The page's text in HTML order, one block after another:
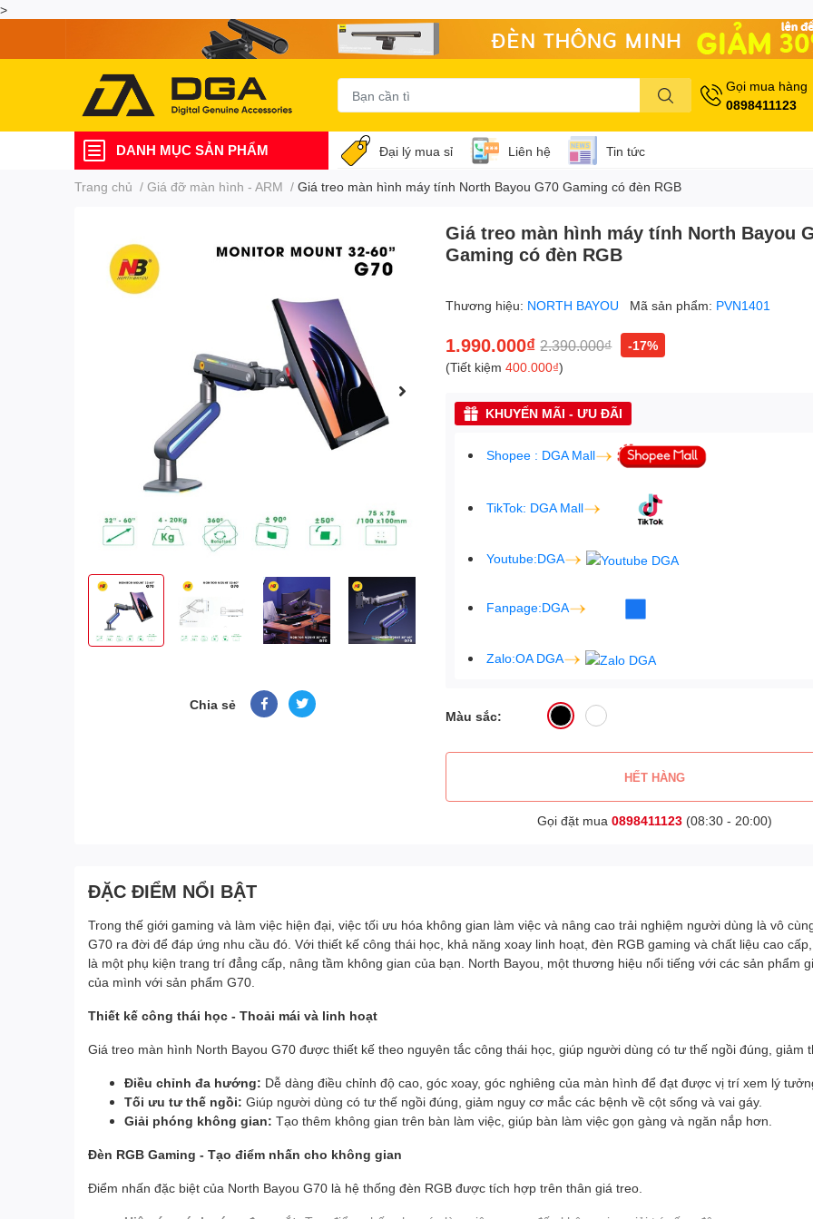
>
Gọi mua hàng
0898411123
DANH MỤC SẢN PHẨM Đại lý mua sỉ Liên hệ Tin tức
Trang chủ / Giá đỡ màn hình - ARM / Giá treo màn hình máy tính North Bayou G70 Gaming có đèn RGB
Chia sẻ
Giá treo màn hình máy tính North Bayou
Gaming có đèn RGB
Thương hiệu: NORTH BAYOU Mã sản phẩm: PVN1401
1.990.000₫ 2.390.000₫
-17%
(Tiết kiệm400.000₫)
KHUYẾN MÃI - ƯU ĐÃI
Shopee : DGA Mall
TikTok: DGA Mall
Youtube:DGA
Fanpage:DGA
Zalo:OA DGA
Màu sắc:
HẾT HÀNG
Gọi đặt mua 0898411123(08:30 - 20:00)
ĐẶC ĐIỂM NỔI BẬT
Trong thế giới gaming và làm việc hiện đại, việc tối ưu hóa không gian làm việc và nâng cao trải nghiệm người dùng là vô
G70 ra đời để đáp ứng nhu cầu đó. Với thiết kế công thái học, khả năng xoay linh hoạt, đèn RGB gaming và chất liệu cao
là một phụ kiện trang trí đẳng cấp, nâng tầm không gian của bạn. North Bayou, một thương hiệu nổi tiếng với các sản phẩm
của mình với sản phẩm G70.
Thiết kế công thái học - Thoải mái và linh hoạt
Giá treo màn hình North Bayou G70 được thiết kế theo nguyên tắc công thái học, giúp người dùng có tư thế ngồi đúng, giảm
Điều chỉnh đa hướng: Dễ dàng điều chỉnh độ cao, góc xoay, góc nghiêng của màn hình để đạt được vị trí xem lý
Tối ưu tư thế ngồi: Giúp người dùng có tư thế ngồi đúng, giảm nguy cơ mắc các bệnh về cột sống và vai gáy.
Giải phóng không gian: Tạo thêm không gian trên bàn làm việc, giúp bàn làm việc gọn gàng và ngăn nắp hơn.
Đèn RGB Gaming - Tạo điểm nhấn cho không gian
Điểm nhấn đặc biệt của North Bayou G70 là hệ thống đèn RGB được tích hợp trên thân giá treo.